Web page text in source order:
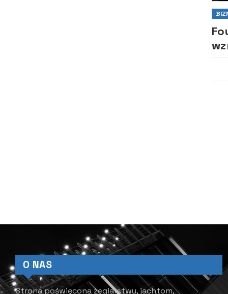
NAJNOWSZE ARTYKUŁY
1
Rezygnacja Prezesa